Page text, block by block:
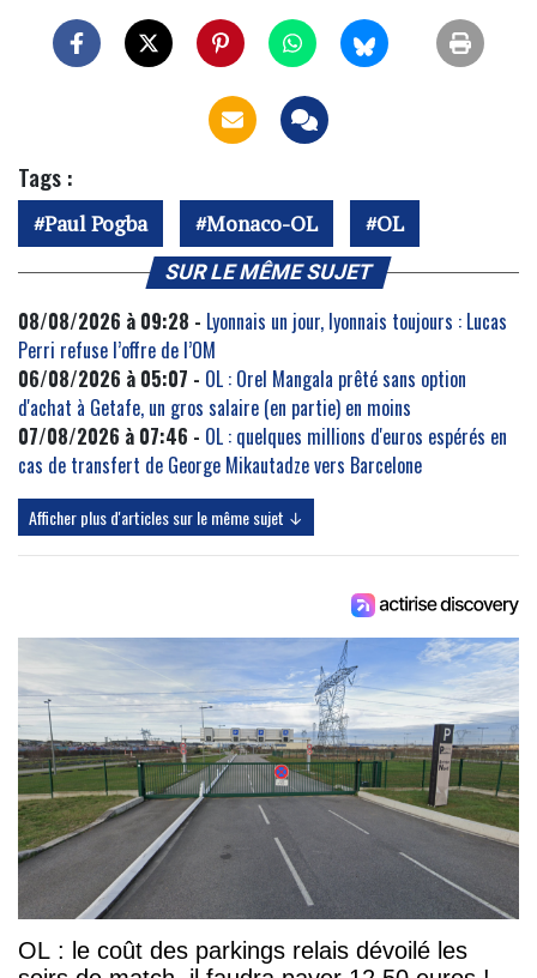
Tags :
Paul Pogba Monaco-OL OL
SUR LE MÊME SUJET
08/08/2026 à 09:28 - Lyonnais un jour, lyonnais toujours : Lucas
Perri refuse l’offre de l’OM
06/08/2026 à 05:07 - OL : Orel Mangala prêté sans option
d'achat à Getafe, un gros salaire (en partie) en moins
07/08/2026 à 07:46 - OL : quelques millions d'euros espérés en
cas de transfert de George Mikautadze vers Barcelone
Afficher plus d'articles sur le même sujet ↓
OL : le coût des parkings relais dévoilé les